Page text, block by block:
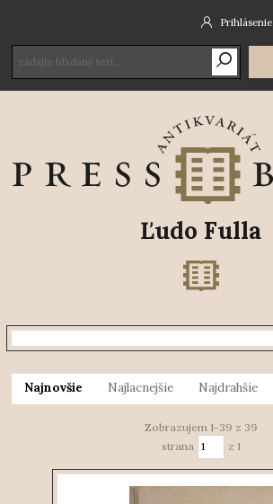
Prihlásenie
Ľudo Fulla
Najnovšie Najlacnejšie Najdrahšie
Zobrazujem 1-39 z 39
strana
z 1